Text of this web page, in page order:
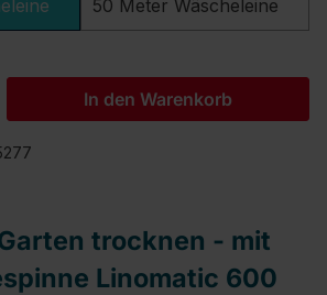
50 Meter Wäscheleine
Gib den gewünschten
In den Warenkorb
trocknen - mit
Linomatic 600